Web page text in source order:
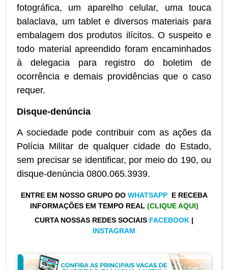
fotográfica, um aparelho celular, uma touca
balaclava, um tablet e diversos materiais para
embalagem dos produtos ilícitos. O suspeito e
todo material apreendido foram encaminhados
à delegacia para registro do boletim de
ocorrência e demais providências que o caso
requer.
Disque-denúncia
A sociedade pode contribuir com as ações da
Polícia Militar de qualquer cidade do Estado,
sem precisar se identificar, por meio do 190, ou
disque-denúncia 0800.065.3939.
ENTRE EM NOSSO GRUPO DO WHATSAPP E RECEBA
INFORMAÇÕES EM TEMPO REAL (CLIQUE AQUI)
CURTA NOSSAS REDES SOCIAIS FACEBOOK |
INSTAGRAM